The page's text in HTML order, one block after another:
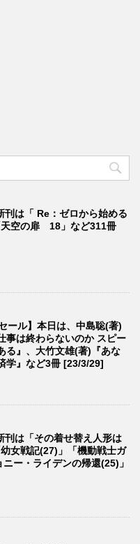
は「 Re：ゼロから始める
天空の扉 18」など311冊
ール】本日は、中島聡(著)
事は終わらないのか スピー
る』、大竹文雄(著)『あな
学』など3冊 [23/3/29]
は「その着せ替え人形は
女戦記(27)」「機動戦士ガ
ー・ライデンの帰還(25)」